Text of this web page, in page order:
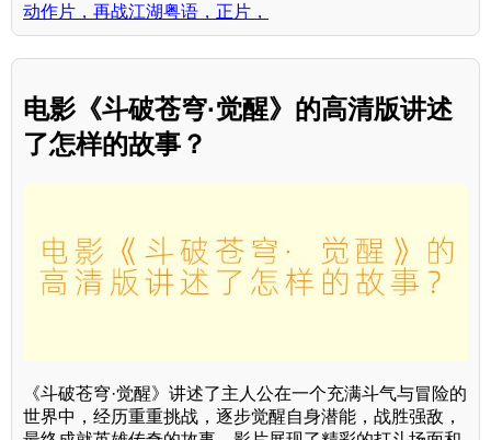
动作片，再战江湖粤语，正片，
电影《斗破苍穹·觉醒》的高清版讲述
了怎样的故事？
《斗破苍穹·觉醒》讲述了主人公在一个充满斗气与冒险的
世界中，经历重重挑战，逐步觉醒自身潜能，战胜强敌，